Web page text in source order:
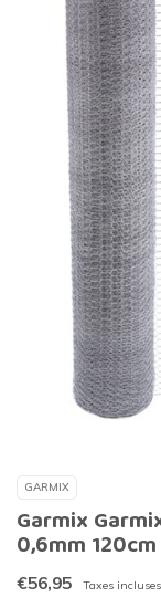
GARMIX
Garmix
0,6mm
€56,95 Taxes incluses